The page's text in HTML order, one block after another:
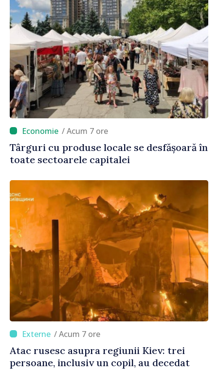
/ Acum 7 ore
Târguri cu produse locale se desfășoară în
toate sectoarele capitalei
/ Acum 7 ore
Atac rusesc asupra regiunii Kiev: trei
persoane, inclusiv un copil, au decedat